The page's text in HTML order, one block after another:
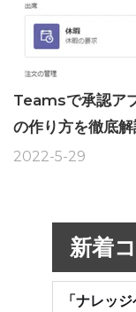
Teamsで承認ア
の作り方を徹底
2022-5-29
新着
「ナレッ